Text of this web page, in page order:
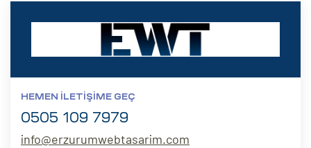
HEMEN İLETIŞIME GEÇ
0505 109 7979
info@erzurumwebtasarim.com